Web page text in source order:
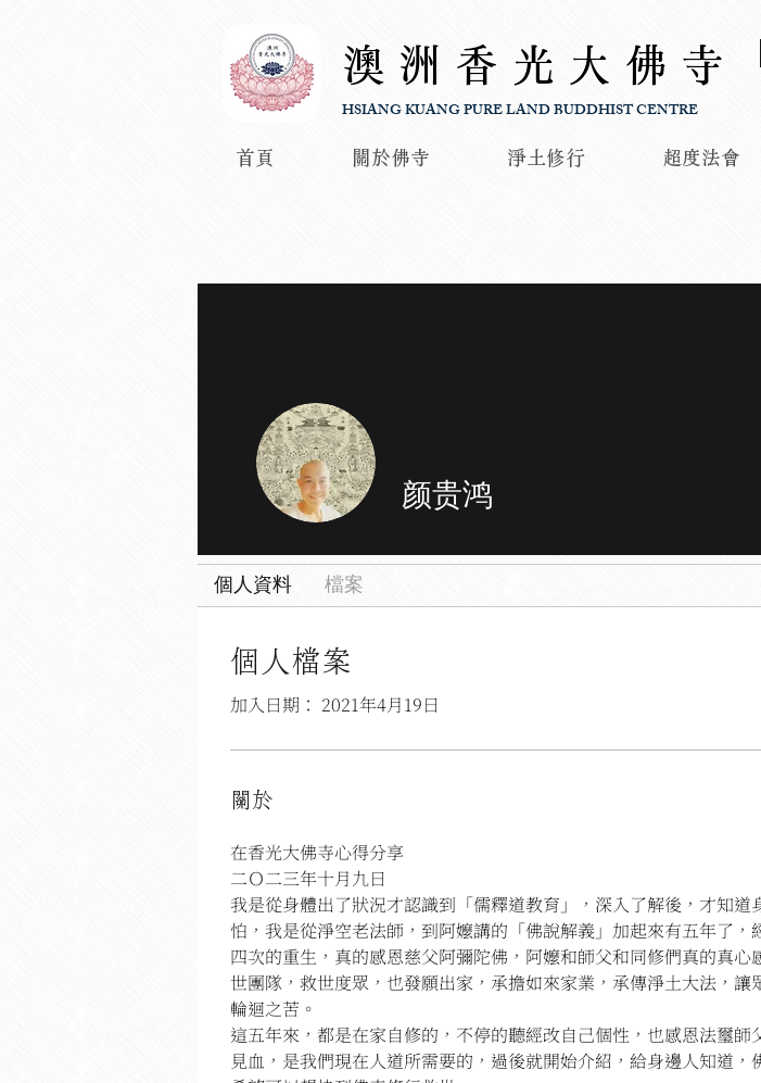
澳洲香光大佛寺
HSIANG KUANG PURE LAND BUDDHIST CENTRE
首頁 關於佛寺 淨土修行 超度法會
個人檔案
加入日期： 2021年4月19日
關於
在香光大佛寺心得分享
二Ｏ二三年十月九日
我是從身體出了狀況才認識到「儒釋道教育」，深入了解後，才知
怕，我是從淨空老法師，到阿嬤講的「佛說解義」加起來有五年了
四次的重生，真的感恩慈父阿彌陀佛，阿嬤和師父和同修們真的真
世團隊，救世度眾，也發願出家，承擔如來家業，承傳淨土大法，
輪迴之苦。
這五年來，都是在家自修的，不停的聽經改自己個性，也感恩法璽
見血，是我們現在人道所需要的，過後就開始介紹，給身邊人知道
颜贵鸿
個人資料 檔案